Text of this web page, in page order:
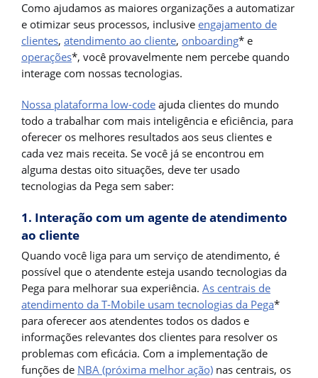
Como ajudamos as maiores organizações a automatizar
e otimizar seus processos, inclusive engajamento de
clientes, atendimento ao cliente, onboarding* e
operações*, você provavelmente nem percebe quando
interage com nossas tecnologias.
Nossa plataforma low-code ajuda clientes do mundo
todo a trabalhar com mais inteligência e eficiência, para
oferecer os melhores resultados aos seus clientes e
cada vez mais receita. Se você já se encontrou em
alguma destas oito situações, deve ter usado
tecnologias da Pega sem saber:
1. Interação com um agente de atendimento
ao cliente
Quando você liga para um serviço de atendimento, é
possível que o atendente esteja usando tecnologias da
Pega para melhorar sua experiência. As centrais de
atendimento da T-Mobile usam tecnologias da Pega*
para oferecer aos atendentes todos os dados e
informações relevantes dos clientes para resolver os
problemas com eficácia. Com a implementação de
funções de NBA (próxima melhor ação) nas centrais, os